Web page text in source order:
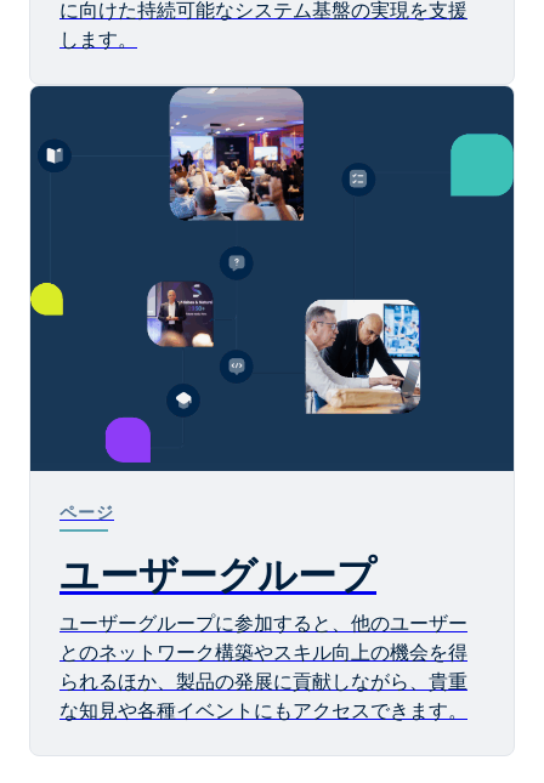
に向けた持続可能なシステム基盤の実現を支援
します。
ページ
ユーザーグループ
ユーザーグループに参加すると、他のユーザー
とのネットワーク構築やスキル向上の機会を得
られるほか、製品の発展に貢献しながら、貴重
な知見や各種イベントにもアクセスできます。